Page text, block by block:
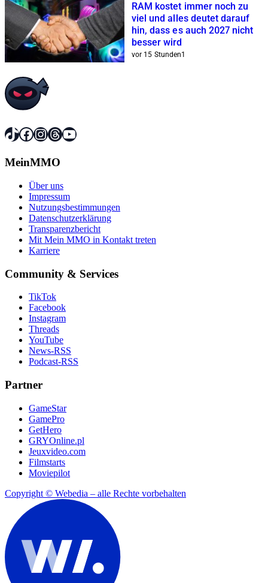
RAM kostet immer noch zu
viel und alles deutet darauf
hin, dass es auch 2027 nicht
besser wird
vor 15 Stunden1
TikTok
Facebook
Instagram
Threads
YouTube
MeinMMO
Über uns
Impressum
Nutzungsbestimmungen
Datenschutzerklärung
Transparenzbericht
Mit Mein MMO in Kontakt treten
Karriere
Community & Services
TikTok
Facebook
Instagram
Threads
YouTube
News-RSS
Podcast-RSS
Partner
GameStar
GamePro
GetHero
GRYOnline.pl
Jeuxvideo.com
Filmstarts
Moviepilot
Copyright © Webedia – alle Rechte vorbehalten